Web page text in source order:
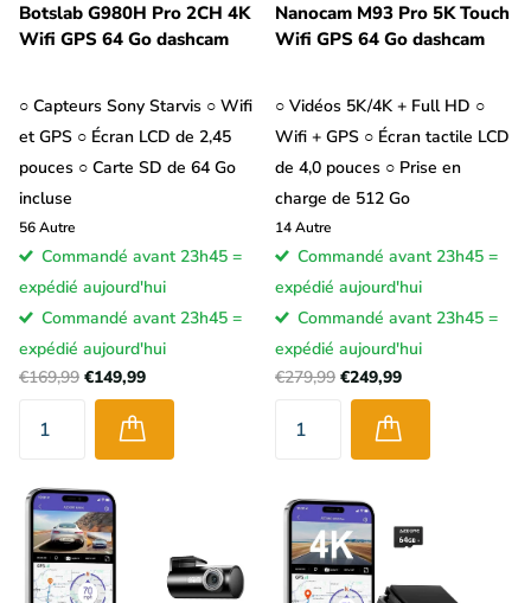
Botslab G980H Pro 2CH 4K
Wifi GPS 64 Go dashcam
○ Capteurs Sony Starvis ○ Wifi
et GPS ○ Écran LCD de 2,45
pouces ○ Carte SD de 64 Go
incluse
56Autre
Commandé avant 23h45 =
expédié aujourd'hui
Commandé avant 23h45 =
expédié aujourd'hui
€169,99 €149,99
Nanocam M93 Pro 5K Touch
Wifi GPS 64 Go dashcam
○ Vidéos 5K/4K + Full HD ○
Wifi + GPS ○ Écran tactile LCD
de 4,0 pouces ○ Prise en
charge de 512 Go
14Autre
Commandé avant 23h45 =
expédié aujourd'hui
Commandé avant 23h45 =
expédié aujourd'hui
€279,99 €249,99